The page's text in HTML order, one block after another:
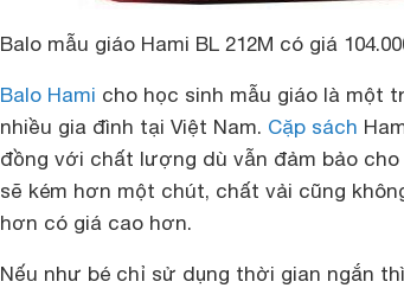
Balo mẫu giáo Hami BL 212M có giá
Balo Hami cho học sinh mẫu giáo là một
nhiều gia đình tại Việt Nam. Cặp sách
đồng với chất lượng dù vẫn đảm bảo
sẽ kém hơn một chút, chất vải cũng
hơn có giá cao hơn.
Nếu như bé chỉ sử dụng thời gian ngắn